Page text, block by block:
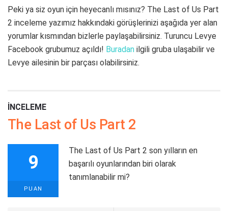
Peki ya siz oyun için heyecanlı mısınız? The Last of Us Part
2 inceleme yazımız hakkındaki görüşlerinizi aşağıda yer alan
yorumlar kısmından bizlerle paylaşabilirsiniz. Turuncu Levye
Facebook grubumuz açıldı! Buradan ilgili gruba ulaşabilir ve
Levye ailesinin bir parçası olabilirsiniz.
İNCELEME
The Last of Us Part 2
9
PUAN
The Last of Us Part 2 son yılların en
başarılı oyunlarından biri olarak
tanımlanabilir mi?